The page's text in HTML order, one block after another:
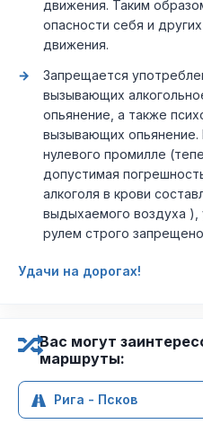
движения. Таким
опасности себя и
движения.
Запрещается
вызывающих
опьянение, а также
вызывающих
нулевого промилле
допустимая
алкоголя в крови
выдыхаемого воздуха ),
рулем строго
Удачи на дорогах!
Вас могут
маршруты:
Рига - Псков